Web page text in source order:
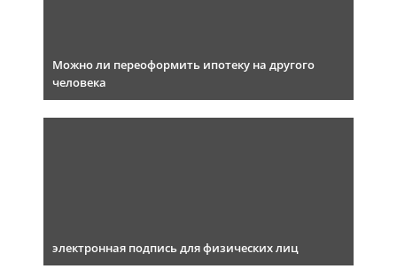
Можно ли переоформить ипотеку на другого
человека
электронная подпись для физических лиц